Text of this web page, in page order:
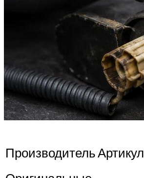
ПроизводительАртикул